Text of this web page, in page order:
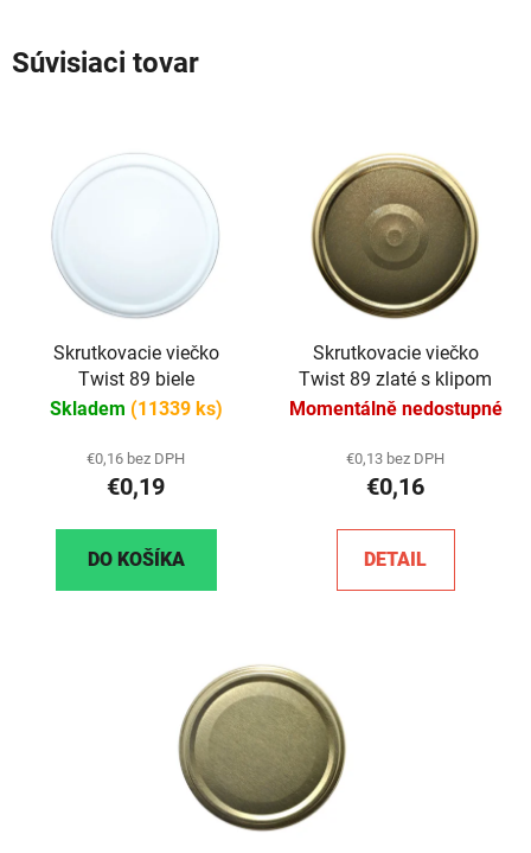
Súvisiaci tovar
Skrutkovacie viečko
Twist 89 biele
Skladem (11339 ks)
€0,16 bez DPH
€0,19
DO KOŠÍKA
Skrutkovacie viečko
Twist 89 zlaté s klipom
Momentálně nedostupné
€0,13 bez DPH
€0,16
DETAIL